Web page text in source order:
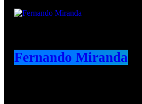
Fernando Miranda